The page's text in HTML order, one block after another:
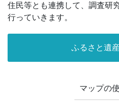
住民等とも連携して、調査研
行っていきます。
ふるさと遺
マップの